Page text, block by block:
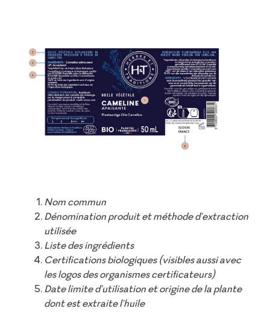
Nom commun
Dénomination produit et méthode d'extraction
utilisée
Liste des ingrédients
Certifications biologiques (visibles aussi avec
les logos des organismes certificateurs)
Date limite d'utilisation et origine de la plante
dont est extraite l'huile